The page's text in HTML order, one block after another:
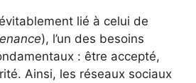
lié à celui de
), l’un des besoins
: être accepté,
Ainsi, les réseaux sociaux